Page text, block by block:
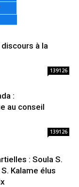
discours à la
139126
:
au conseil
139126
: Soula S.
Kalame élus